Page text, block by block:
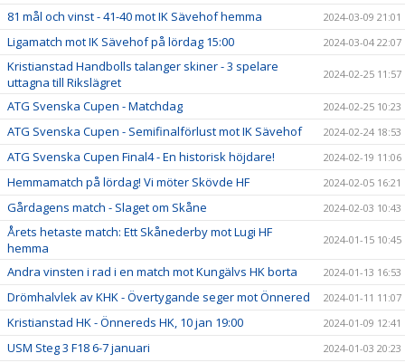
81 mål och vinst - 41-40 mot IK Sävehof hemma 2024-03-09 21:01
Ligamatch mot IK Sävehof på lördag 15:00 2024-03-04 22:07
Kristianstad Handbolls talanger skiner - 3 spelare
uttagna till Rikslägret
2024-02-25 11:57
ATG Svenska Cupen - Matchdag 2024-02-25 10:23
ATG Svenska Cupen - Semifinalförlust mot IK Sävehof 2024-02-24 18:53
ATG Svenska Cupen Final4 - En historisk höjdare! 2024-02-19 11:06
Hemmamatch på lördag! Vi möter Skövde HF 2024-02-05 16:21
Gårdagens match - Slaget om Skåne 2024-02-03 10:43
Årets hetaste match: Ett Skånederby mot Lugi HF
hemma
2024-01-15 10:45
Andra vinsten i rad i en match mot Kungälvs HK borta 2024-01-13 16:53
Drömhalvlek av KHK - Övertygande seger mot Önnered 2024-01-11 11:07
Kristianstad HK - Önnereds HK, 10 jan 19:00 2024-01-09 12:41
USM Steg 3 F18 6-7 januari 2024-01-03 20:23